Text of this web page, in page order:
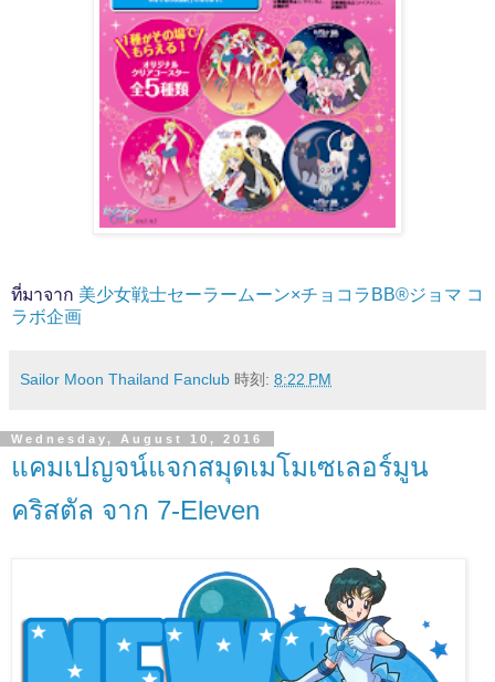
ที่มาจาก 美少女戦士セーラームーン×チョコラBB®ジョマ コ
ラボ企画
Sailor Moon Thailand Fanclub 時刻: 8:22 PM
Wednesday, August 10, 2016
แคมเปญจน์แจกสมุดเมโมเซเลอร์มูน
คริสตัล จาก 7-Eleven